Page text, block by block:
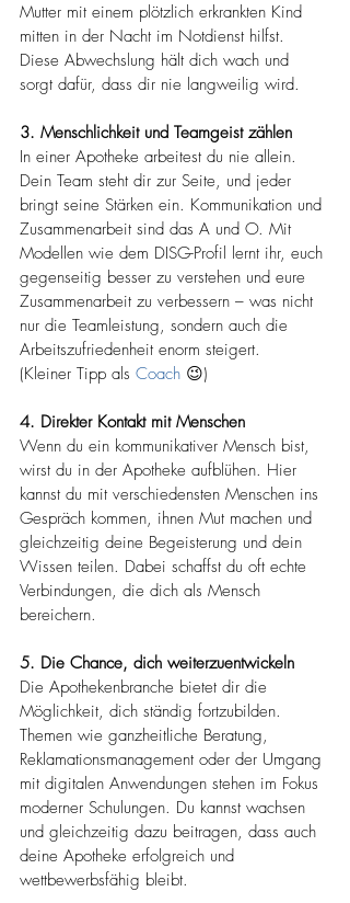
Mutter mit einem plötzlich erkrankten Kind
mitten in der Nacht im Notdienst hilfst​.
Diese Abwechslung hält dich wach und
sorgt dafür, dass dir nie langweilig wird.
3. Menschlichkeit und Teamgeist zählen
In einer Apotheke arbeitest du nie allein.
Dein Team steht dir zur Seite, und jeder
bringt seine Stärken ein. Kommunikation und
Zusammenarbeit sind das A und O​. Mit
Modellen wie dem DISG-Profil lernt ihr, euch
gegenseitig besser zu verstehen und eure
Zusammenarbeit zu verbessern – was nicht
nur die Teamleistung, sondern auch die
Arbeitszufriedenheit enorm steigert​.
(Kleiner Tipp als Coach 😉)
4. Direkter Kontakt mit Menschen
Wenn du ein kommunikativer Mensch bist,
wirst du in der Apotheke aufblühen. Hier
kannst du mit verschiedensten Menschen ins
Gespräch kommen, ihnen Mut machen und
gleichzeitig deine Begeisterung und dein
Wissen teilen​​. Dabei schaffst du oft echte
Verbindungen, die dich als Mensch
bereichern.
5. Die Chance, dich weiterzuentwickeln
Die Apothekenbranche bietet dir die
Möglichkeit, dich ständig fortzubilden.
Themen wie ganzheitliche Beratung,
Reklamationsmanagement oder der Umgang
mit digitalen Anwendungen stehen im Fokus
moderner Schulungen​​. Du kannst wachsen
und gleichzeitig dazu beitragen, dass auch
deine Apotheke erfolgreich und
wettbewerbsfähig bleibt.